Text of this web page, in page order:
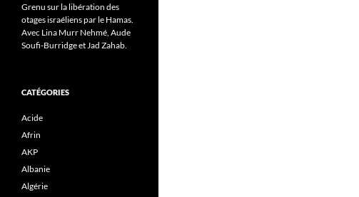
Grenu sur la libération des
otages israéliens par le Hamas.
Avec Lina Murr Nehmé, Aude
Soufi-Burridge et Jad Zahab.
CATÉGORIES
Acide
Afrin
AKP
Albanie
Algérie